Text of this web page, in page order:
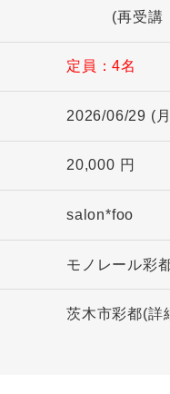
(再受講
定員：4名
2026/06/29 (
20,000 円
salon*foo
モノレール彩
茨木市彩都(詳